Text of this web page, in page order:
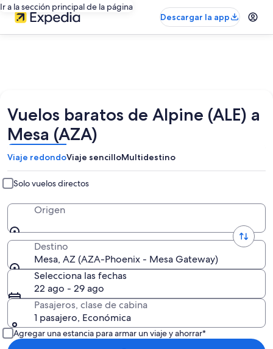
Ir a la sección principal de la página
Descargar la app
Vuelos baratos de Alpine (ALE) a
Mesa (AZA)
Viaje redondoViaje sencilloMultidestino
Solo vuelos directos
Origen
Destino
Mesa, AZ (AZA-Phoenix - Mesa Gateway)
Selecciona las fechas
22 ago - 29 ago
Pasajeros, clase de cabina
1 pasajero, Económica
Agregar una estancia para armar un viaje y ahorrar*